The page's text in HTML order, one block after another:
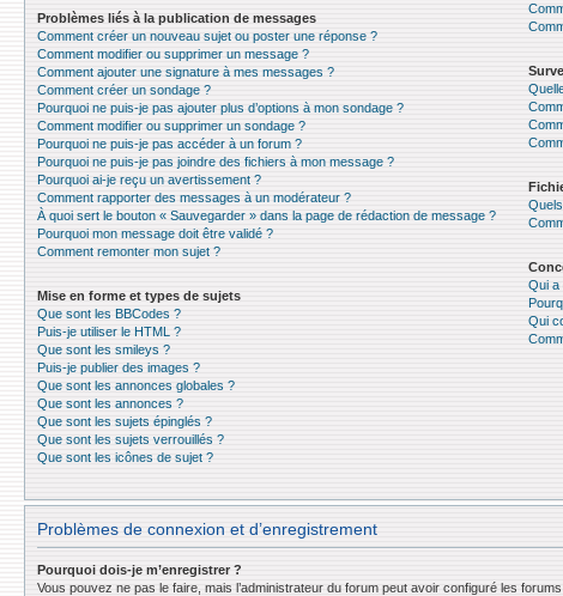
Problèmes liés à la publication de messages
Comment créer un nouveau sujet ou poster une réponse ?
Comment modifier ou supprimer un message ?
Comment ajouter une signature à mes messages ?
Comment créer un sondage ?
Pourquoi ne puis-je pas ajouter plus d’options à mon sondage ?
Comment modifier ou supprimer un sondage ?
Pourquoi ne puis-je pas accéder à un forum ?
Pourquoi ne puis-je pas joindre des fichiers à mon message ?
Pourquoi ai-je reçu un avertissement ?
Comment rapporter des messages à un modérateur ?
À quoi sert le bouton « Sauvegarder » dans la page de rédaction de message ?
Pourquoi mon message doit être validé ?
Comment remonter mon sujet ?
Mise en forme et types de sujets
Que sont les BBCodes ?
Puis-je utiliser le HTML ?
Que sont les smileys ?
Puis-je publier des images ?
Que sont les annonces globales ?
Que sont les annonces ?
Que sont les sujets épinglés ?
Que sont les sujets verrouillés ?
Que sont les icônes de sujet ?
Qui a
Qui
Problèmes de connexion et d’enregistrement
Pourquoi dois-je m’enregistrer ?
Vous pouvez ne pas le faire, mais l’administrateur du forum peut avoir configuré les